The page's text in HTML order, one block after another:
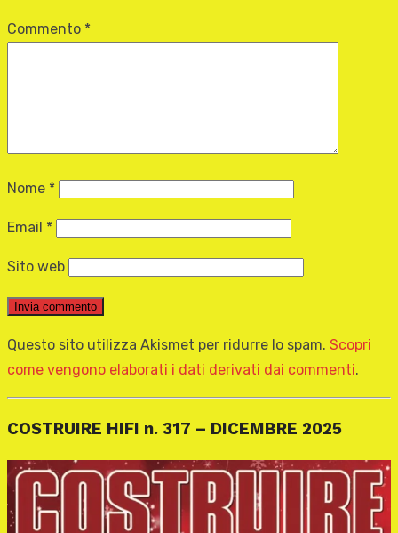
Commento *
Nome *
Email *
Sito web
Questo sito utilizza Akismet per ridurre lo spam. Scopri
come vengono elaborati i dati derivati dai commenti.
COSTRUIRE HIFI n. 317 – DICEMBRE 2025